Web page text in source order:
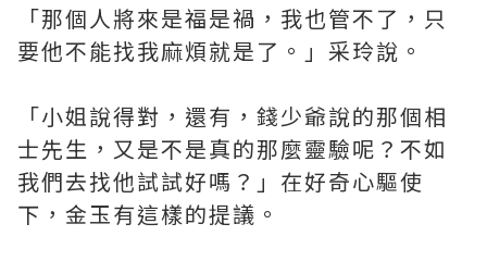
「那個人將來是福是禍，我也管不了，只
要他不能找我麻煩就是了。」采玲說。
「小姐說得對，還有，錢少爺說的那個相
士先生，又是不是真的那麼靈驗呢？不如
我們去找他試試好嗎？」在好奇心驅使
下，金玉有這樣的提議。